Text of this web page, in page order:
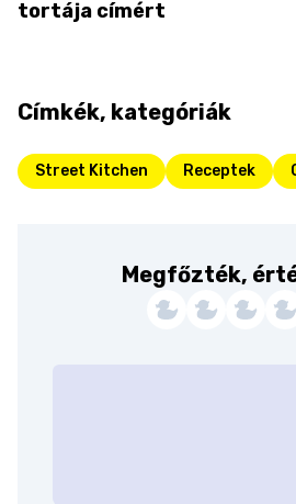
tortája címért
Címkék, kategóriák
Street Kitchen Receptek
Megfőzték,